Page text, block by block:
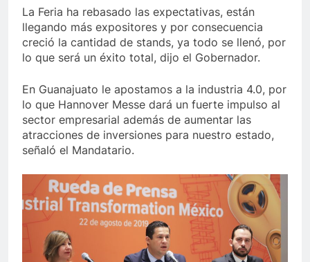
La Feria ha rebasado las expectativas, están
llegando más expositores y por consecuencia
creció la cantidad de stands, ya todo se llenó, por
lo que será un éxito total, dijo el Gobernador.
En Guanajuato le apostamos a la industria 4.0, por
lo que Hannover Messe dará un fuerte impulso al
sector empresarial además de aumentar las
atracciones de inversiones para nuestro estado,
señaló el Mandatario.